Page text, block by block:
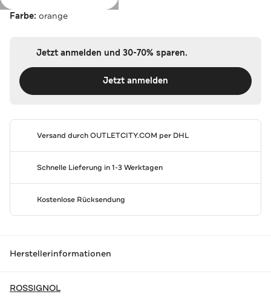
Farbe: orange
Jetzt anmelden und 30-70% sparen.
Jetzt anmelden
Versand durchOUTLETCITY.COM per DHL
Schnelle Lieferung in 1-3 Werktagen
Kostenlose Rücksendung
Herstellerinformationen
ROSSIGNOL